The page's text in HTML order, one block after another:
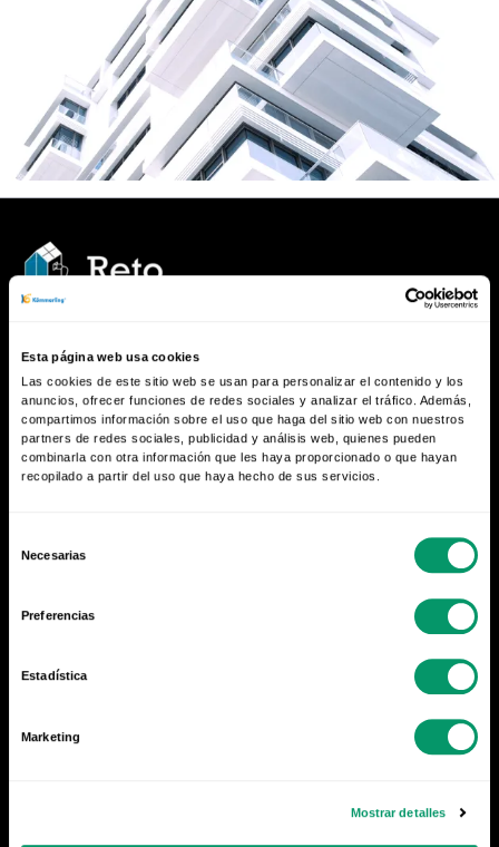
Esta página web usa cookies
Las cookies de este sitio web se usan para personalizar el contenido y los
anuncios, ofrecer funciones de redes sociales y analizar el tráfico. Además,
compartimos información sobre el uso que haga del sitio web con nuestros
partners de redes sociales, publicidad y análisis web, quienes pueden
combinarla con otra información que les haya proporcionado o que hayan
recopilado a partir del uso que haya hecho de sus servicios.
de
Necesarias
Preferencias
Estadística
Marketing
Mostrar detalles
Quien vive en el
pasado, no puede
avanzar